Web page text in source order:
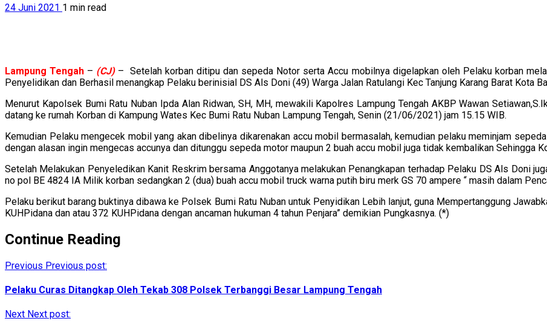
24 Juni 2021 1 min read
Lampung Tengah – (CJ)– Setelah korban ditipu dan sepeda Notor serta Accu mobilnya digelapkan oleh Pelaku korban
Penyelidikan dan Berhasil menangkap Pelaku berinisial DS Als Doni (49) Warga Jalan Ratulangi Kec Tanjung Karang Barat Kota
Menurut Kapolsek Bumi Ratu Nuban Ipda Alan Ridwan, SH, MH, mewakili Kapolres Lampung Tengah AKBP Wawan
datang ke rumah Korban di Kampung Wates Kec Bumi Ratu Nuban Lampung Tengah, Senin (21/06/2021) jam 15.15 WIB.
Kemudian Pelaku mengecek mobil yang akan dibelinya dikarenakan accu mobil bermasalah, kemudian pelaku meminjam
dengan alasan ingin mengecas accunya dan ditunggu sepeda motor maupun 2 buah accu mobil juga tidak kembalikan Sehingga
Setelah Melakukan Penyeledikan Kanit Reskrim bersama Anggotanya melakukan Penangkapan terhadap Pelaku DS Als Doni
no pol BE 4824 IA Milik korban sedangkan 2 (dua) buah accu mobil truck warna putih biru merk GS 70 ampere “ masih dalam
Pelaku berikut barang buktinya dibawa ke Polsek Bumi Ratu Nuban untuk Penyidikan Lebih lanjut, guna Mempertanggung
KUHPidana dan atau 372 KUHPidana dengan ancaman hukuman 4 tahun Penjara” demikian Pungkasnya. (*)
Continue Reading
Previous Previous post:
Pelaku Curas Ditangkap Oleh Tekab 308 Polsek Terbanggi Besar Lampung Tengah
Next Next post: